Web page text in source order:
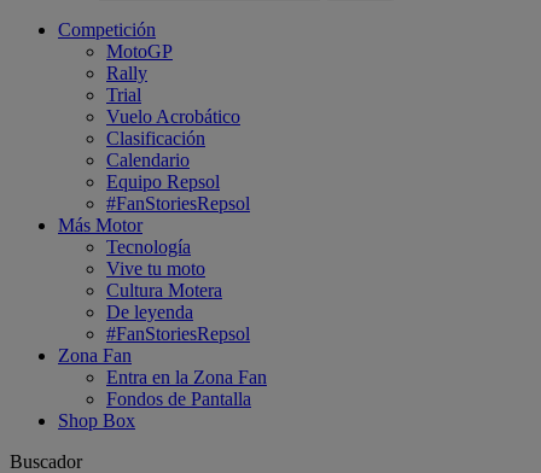
Competición
MotoGP
Rally
Trial
Vuelo Acrobático
Clasificación
Calendario
Equipo Repsol
#FanStoriesRepsol
Más Motor
Tecnología
Vive tu moto
Cultura Motera
De leyenda
#FanStoriesRepsol
Zona Fan
Entra en la Zona Fan
Fondos de Pantalla
Shop Box
Buscador